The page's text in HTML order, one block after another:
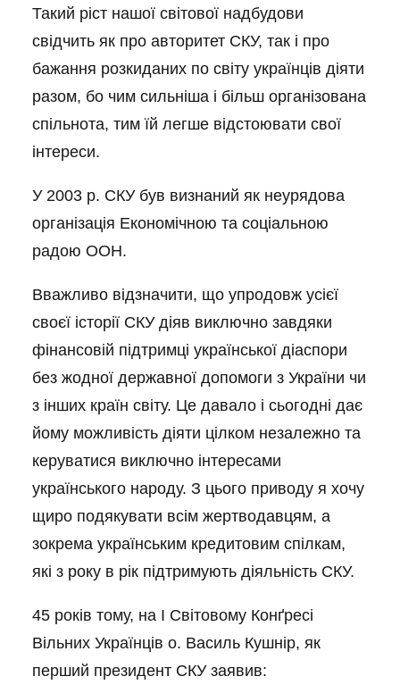
Такий ріст нашої світової надбудови
свідчить як про авторитет СКУ, так і про
бажання розкиданих по світу українців діяти
разом, бо чим сильніша і більш організована
спільнота, тим їй легше відстоювати свої
інтереси.
У 2003 р. СКУ був визнаний як неурядова
організація Економічною та соціальною
радою ООН.
Вважливо відзначити, що упродовж усієї
своєї історії СКУ діяв виключно завдяки
фінансовій підтримці української діаспори
без жодної державної допомоги з України чи
з інших країн світу. Це давало і сьогодні дає
йому можливість діяти цілком незалежно та
керуватися виключно інтересами
українського народу. З цього приводу я хочу
щиро подякувати всім жертводавцям, а
зокрема українським кредитовим спілкам,
які з року в рік підтримують діяльність СКУ.
45 років тому, на I Світовому Конґресі
Вільних Українців о. Василь Кушнір, як
перший президент СКУ заявив: